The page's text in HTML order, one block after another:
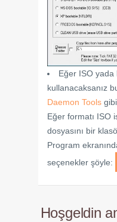
Eğer ISO yada
kullanacaksanız
Daemon Tools
Eğer formatı ISO
dosyasını bir
Program
seçenekler şöyle:
Hoşgeldin